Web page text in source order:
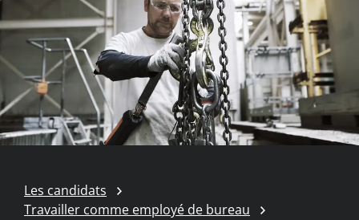
Les candidats
Travailler comme employé de bureau